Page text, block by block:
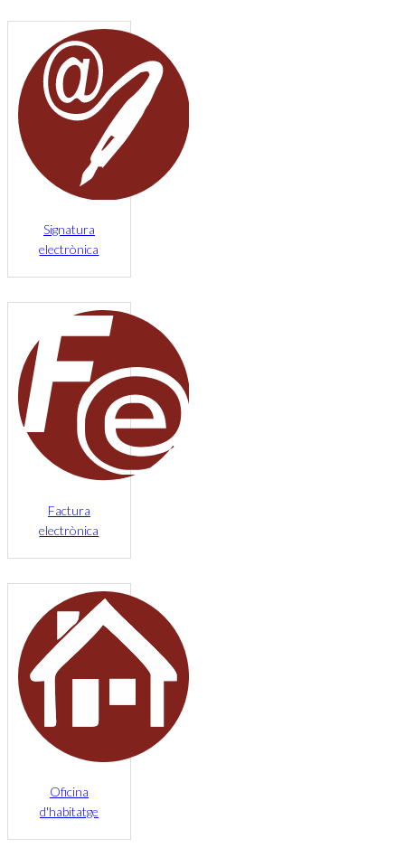
Signatura
electrònica
Factura
electrònica
Oficina
d'habitatge